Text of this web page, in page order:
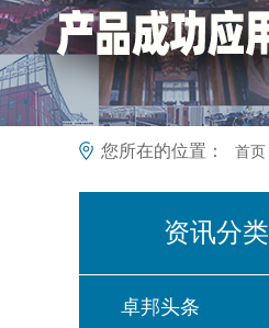
您所在的位置： 首页
资讯分类
卓邦头条